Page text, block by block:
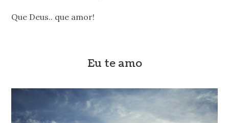
Que Deus.. que amor!
Eu te amo